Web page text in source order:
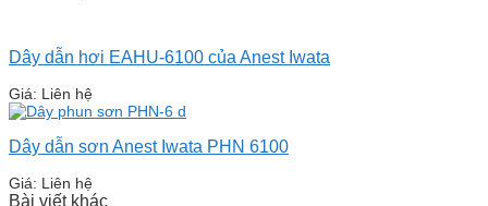
Dây dẫn hơi EAHU-6100 của Anest Iwata
Giá: Liên hệ
Dây dẫn sơn Anest Iwata PHN 6100
Giá: Liên hệ
Bài viết khác